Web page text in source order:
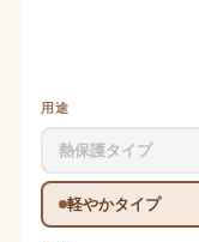
用途
熱保護タイプ
軽やかタイプ